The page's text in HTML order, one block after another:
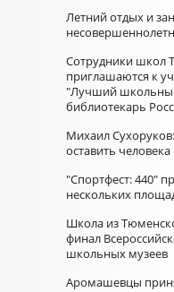
Летний отдых и
Сотрудники школ
приглашаются к
"Лучший
библиотекарь
Михаил
оставить
"Спортфест: 440"
нескольких
Школа из
финал
школьных музеев
Аромашевцы